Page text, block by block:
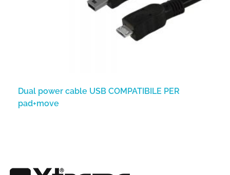
Dual power cable USB COMPATIBILE PER
pad+move